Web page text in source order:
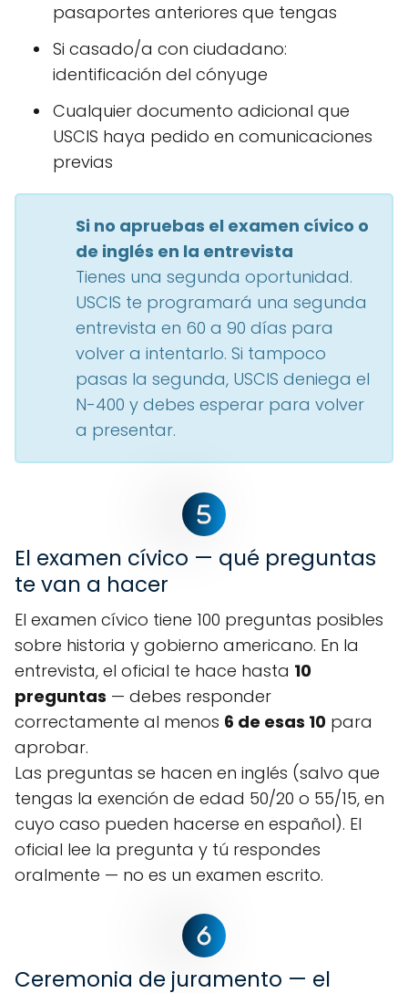
pasaportes anteriores que tengas
Si casado/a con ciudadano:
identificación del cónyuge
Cualquier documento adicional que
USCIS haya pedido en comunicaciones
previas
Si no apruebas el examen cívico o
de inglés en la entrevista
Tienes una segunda oportunidad.
USCIS te programará una segunda
entrevista en 60 a 90 días para
volver a intentarlo. Si tampoco
pasas la segunda, USCIS deniega el
N-400 y debes esperar para volver
a presentar.
El examen cívico — qué preguntas
te van a hacer
El examen cívico tiene 100 preguntas posibles
sobre historia y gobierno americano. En la
entrevista, el oficial te hace hasta 10
preguntas — debes responder
correctamente al menos 6 de esas 10 para
aprobar.
Las preguntas se hacen en inglés (salvo que
tengas la exención de edad 50/20 o 55/15, en
cuyo caso pueden hacerse en español). El
oficial lee la pregunta y tú respondes
oralmente — no es un examen escrito.
Ceremonia de juramento — el